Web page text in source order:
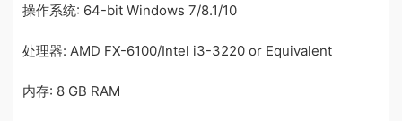
操作系统: 64-bit Windows 7/8.1/10
处理器: AMD FX-6100/Intel i3-3220 or Equivalent
内存: 8 GB RAM